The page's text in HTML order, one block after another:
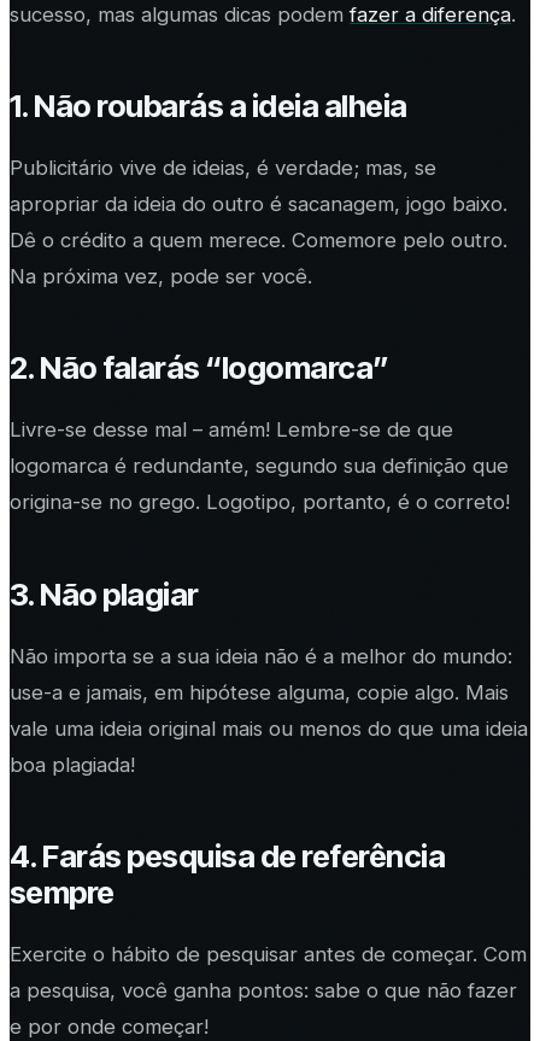
sucesso, mas algumas dicas podemfazer a diferença.
1. Não roubarás a ideia alheia
Publicitário vive de ideias, é verdade; mas, se
apropriar da ideia do outro é sacanagem, jogo baixo.
Dê o crédito a quem merece. Comemore pelo outro.
Na próxima vez, pode ser você.
2. Não falarás “logomarca”
Livre-se desse mal – amém! Lembre-se de que
logomarca é redundante, segundo sua definição que
origina-se no grego. Logotipo, portanto, é o correto!
3. Não plagiar
Não importa se a sua ideia não é a melhor do mundo:
use-a e jamais, em hipótese alguma, copie algo. Mais
vale uma ideia original mais ou menos do que uma ideia
boa plagiada!
4. Farás pesquisa de referência
sempre
Exercite o hábito de pesquisar antes de começar. Com
a pesquisa, você ganha pontos: sabe o que não fazer
e por onde começar!